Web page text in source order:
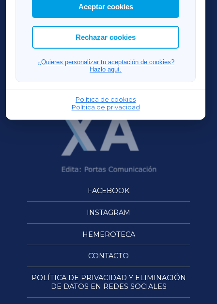
Asimismo, puedes personalizar la elección de
las cookies que deseas permitir.
Aceptar cookies
Rechazar cookies
¿Quieres personalizar tu aceptación de cookies?
Hazlo aquí.
Política de cookies
Política de privacidad
RIBEIRASACRAXA
ACORUÑAXA
FERROLXA
OURENSEXA
FACEBOOK
INSTAGRAM
HEMEROTECA
CONTACTO
POLÍTICA DE PRIVACIDAD Y ELIMINACIÓN
DE DATOS EN REDES SOCIALES